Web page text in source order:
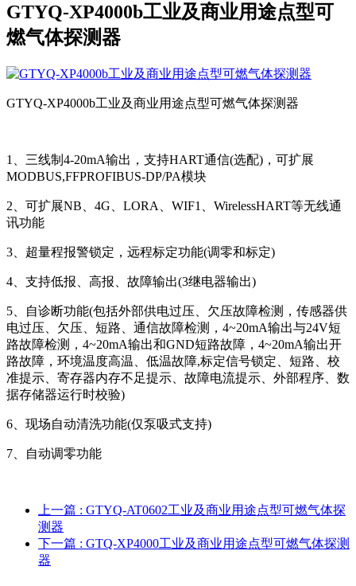
GTYQ-XP4000b工业及商业用途点型可
燃气体探测器
GTYQ-XP4000b工业及商业用途点型可燃气体探测器
1、三线制4-20mA输出，支持HART通信(选配)，可扩展
MODBUS,FFPROFIBUS-DP/PA模块
2、可扩展NB、4G、LORA、WIF1、WirelessHART等无线通
讯功能
3、超量程报警锁定，远程标定功能(调零和标定)
4、支持低报、高报、故障输出(3继电器输出)
5、自诊断功能(包括外部供电过压、欠压故障检测，传感器供
电过压、欠压、短路、通信故障检测，4~20mA输出与24V短
路故障检测，4~20mA输出和GND短路故障，4~20mA输出开
路故障，环境温度高温、低温故障,标定信号锁定、短路、校
准提示、寄存器内存不足提示、故障电流提示、外部程序、数
据存储器运行时校验)
6、现场自动清洗功能(仅泵吸式支持)
7、自动调零功能
上一篇 : GTYQ-AT0602工业及商业用途点型可燃气体探
测器
下一篇 : GTQ-XP4000工业及商业用途点型可燃气体探测
器